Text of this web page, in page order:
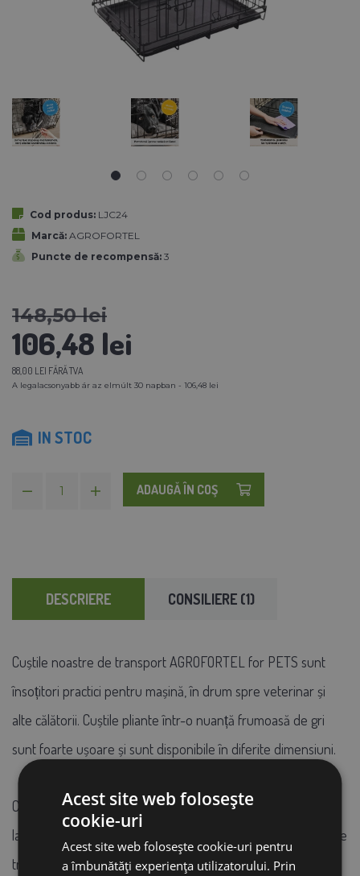
Cod produs: LJC24
Marcă: AGROFORTEL
Puncte de recompensă: 3
148,50 lei
106,48 lei
88,00 LEI FĂRĂ TVA
A legalacsonyabb ár az elmúlt 30 napban - 106,48 lei
IN STOC
ADAUGĂ ÎN COŞ
DESCRIERE CONSILIERE (1)
Cuștile noastre de transport AGROFORTEL for PETS sunt
însoțitori practici pentru mașină, în drum spre veterinar și
alte călătorii. Cuștile pliante într-o nuanță frumoasă de gri
sunt foarte ușoare și sunt disponibile în diferite dimensiuni.
Cușca de transport poate fi deschisă cu fermoar în partea
laterală, frontală și superioară. Mânerul practic o face ușor de
transportat. Cadrul tubular din oțel asigură stabilitatea
Acest site web folosește
cookie-uri
Acest site web folosește cookie-uri pentru
a îmbunătăți experiența utilizatorului. Prin